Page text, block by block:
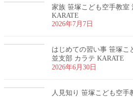
家族 笹塚こども空手教室
KARATE
2026年7月7日
はじめての習い事 笹塚こ
並支部 カラテ KARATE
2026年6月30日
人見知り 笹塚こども空手